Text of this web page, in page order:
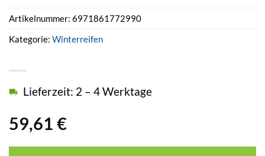
59,61 €
Lieferzeit: 2 – 4 Werktage
Artikelnummer: 6971861772990
Kategorie: Winterreifen